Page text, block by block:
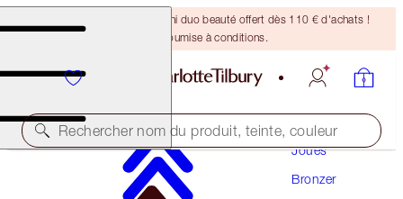
DERNIÈRE CHANCE ! Un mini duo beauté offert dès 110 € d'achats !
Offre soumise à conditions.
Rechercher nom du produit, teinte, couleur
Joues
Bronzer